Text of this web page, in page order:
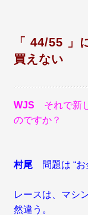
「 44/55 」
買えない
WJS それで新
のですか？
村尾 問題は “お
レースは、マシ
然違う。